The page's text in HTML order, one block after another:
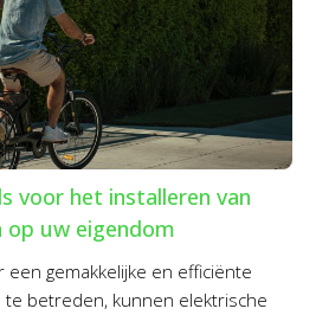
voor het installeren van
uw eigendom
een gemakkelijke en efficiënte
te betreden, kunnen elektrische